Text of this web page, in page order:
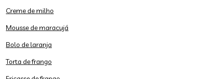
Creme de milho
Mousse de maracujá
Bolo de laranja
Torta de frango